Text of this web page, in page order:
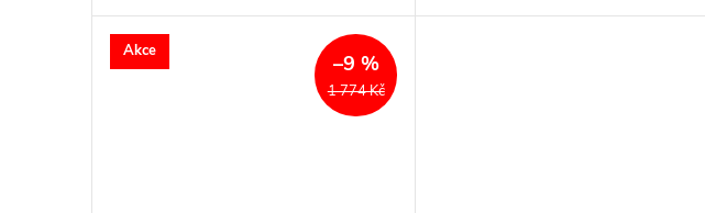
t
d
u
Akce
1 774 Kč
–9 %